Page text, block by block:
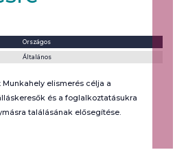
Országos
Általános
elismerés célja a
és a foglalkoztatásukra
találásának elősegítése.